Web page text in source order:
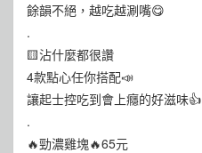
餘韻不絕，越吃越涮嘴😋
.
🟨沾什麼都很讚
4款點心任你搭配📣
讓起士控吃到會上癮的好滋味👍
.
🔥勁濃雞塊🔥65元